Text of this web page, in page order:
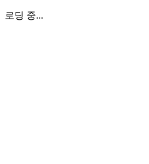
로딩 중...